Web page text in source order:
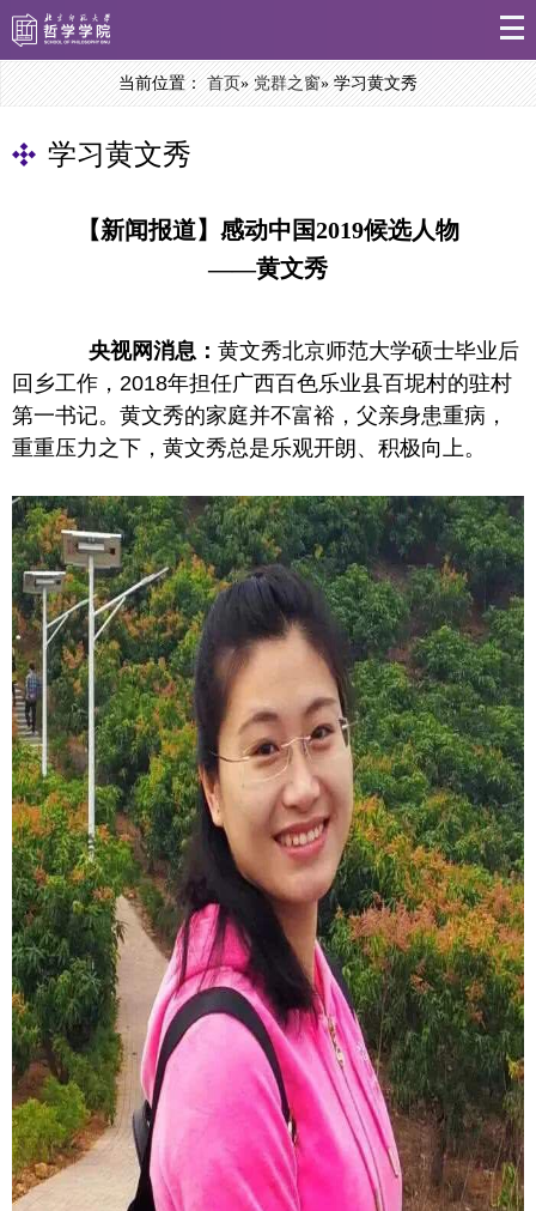
当前位置：首页»党群之窗» 学习黄文秀
学习黄文秀
【新闻报道】感动中国2019候选人物
——黄文秀
央视网消息： 黄文秀北京师范大学硕士毕业后
回乡工作，2018年担任广西百色乐业县百坭村的驻村
第一书记。黄文秀的家庭并不富裕，父亲身患重病，
重重压力之下，黄文秀总是乐观开朗、积极向上。